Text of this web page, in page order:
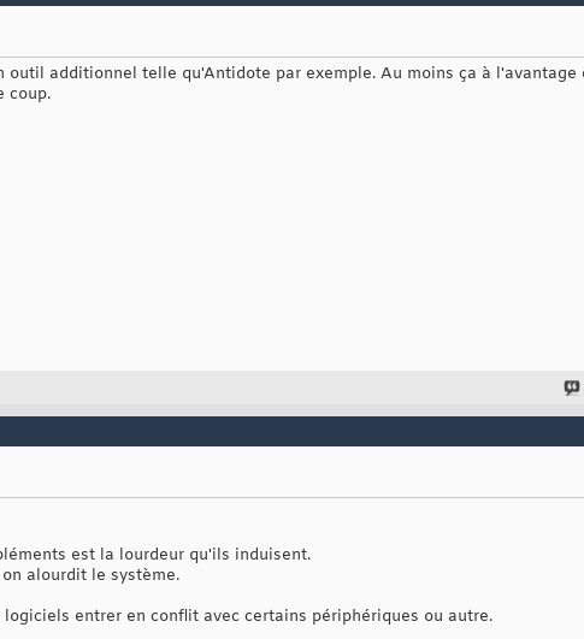
outil additionnel telle qu'Antidote par exemple. Au moins ça à l'avantage
coup.
est la lourdeur qu'ils induisent.
alourdit le système.
entrer en conflit avec certains périphériques ou autre.